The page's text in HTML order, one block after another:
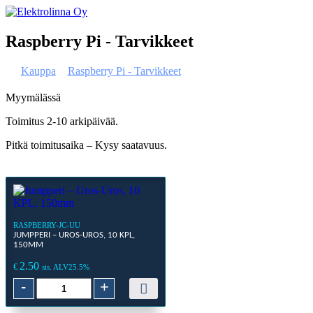
Skip
content
Elektrolinna Oy
Verkkokauppa
Raspberry Pi - Tarvikkeet
Kauppa Raspberry Pi - Tarvikkeet> Sivu 3
Myymälässä
Toimitus 2-10 arkipäivää.
Pitkä toimitusaika – Kysy saatavuus.
RASPBERRY-JC-UU
JUMPPERI – UROS-UROS, 10 KPL,
150MM
€ 2.50 sis. ALV25.5%
-
–
Uros-
+